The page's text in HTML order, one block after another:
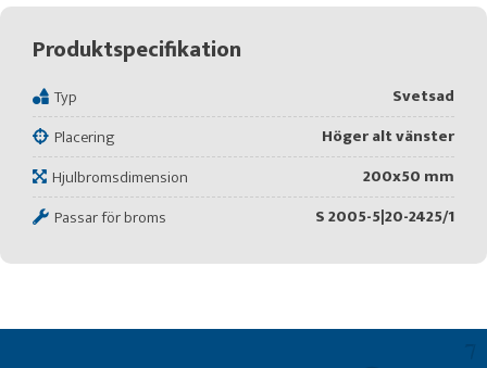
Produktspecifikation
Typ
Svetsad
Placering
Höger alt vänster
Hjulbromsdimension
200x50 mm
Passar för broms
S 2005-5|20-2425/1